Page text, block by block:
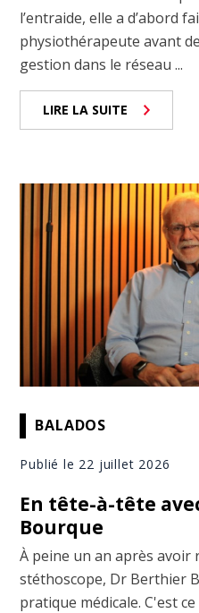
l’entraide, elle a d’abord
physiothérapeute avant
gestion dans le réseau ...
LIRE LA SUITE
BALADOS
Publié le 22 juillet 2026
En tête-à-tête
Bourque
À peine un an après avoir
stéthoscope, Dr Berthier
pratique médicale. C'est